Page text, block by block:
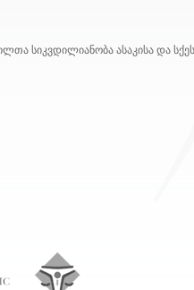
სიკვდილიანობა ასაკისა და